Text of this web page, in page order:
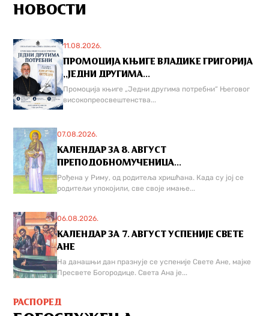
НОВОСТИ
11.08.2026.
ПРОМОЦИЈА КЊИГЕ ВЛАДИКЕ ГРИГОРИЈА
,,ЈЕДНИ ДРУГИМА...
Промоција књиге „Једни другима потребни“ Његовог
високопреосвештенства...
07.08.2026.
КАЛЕНДАР ЗА 8. АВГУСТ
ПРЕПОДОБНОМУЧЕНИЦА...
Рођена у Риму, од родитеља хришћана. Када су јој се
родитељи упокојили, све своје имање...
06.08.2026.
КАЛЕНДАР ЗА 7. АВГУСТ УСПЕНИЈЕ СВЕТЕ
АНЕ
На данашњи дан празнује се успеније Свете Ане, мајке
Пресвете Богородице. Света Ана је...
РАСПОРЕД